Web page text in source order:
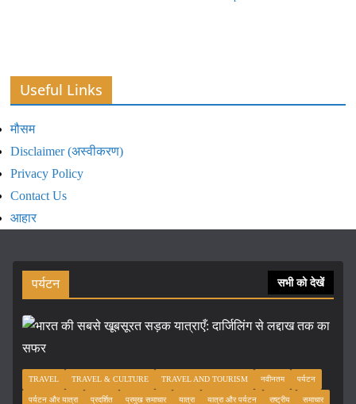
Useful Links
मौसम
Disclaimer (अस्वीकरण)
Privacy Policy
Contact Us
आहार
पर्यटन सभी को देखें
TRAVEL TRAVEL & CULTURE TRAVEL AND TOURISM नवीनतम पर्यटन
पर्यटन और यात्रा प्रदर्शित प्रमुख समाचार यात्रा यात्रा और पर्यटन राष्ट्रीय समाचार